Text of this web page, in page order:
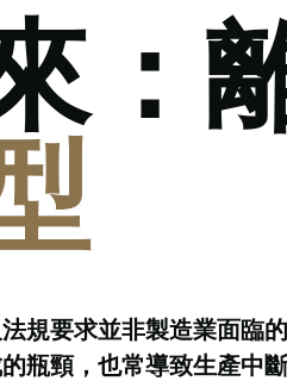
：
規要求並非製造業面臨
瓶頸，也常導致生產中